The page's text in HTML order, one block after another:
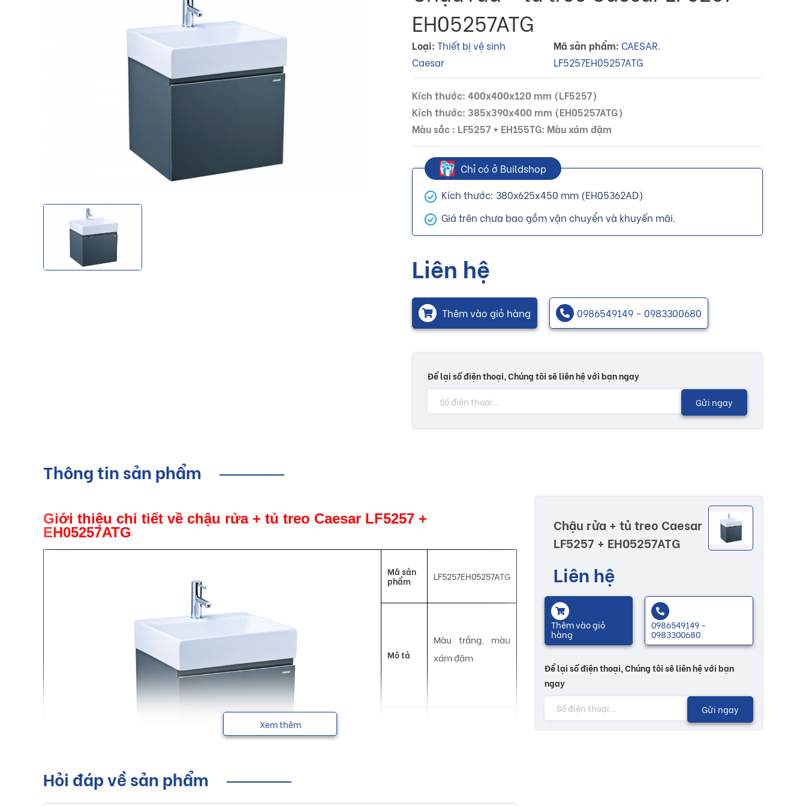
EH05257ATG
Loại: Thiết bị vệ sinh
Caesar
Mã sản phẩm: CAESAR.
LF5257EH05257ATG
Kích thước: 400x400x120 mm (LF5257)
Kích thước: 385x390x400 mm (EH05257ATG)
Màu sắc : LF5257 + EH155TG: Màu xám đậm
Chỉ có ở Buildshop
Kích thước: 380x625x450 mm (EH05362AD)
Giá trên chưa bao gồm vận chuyển và khuyến mãi.
Liên hệ
Thêm vào giỏ hàng 0986549149 - 0983300680
Để lại số điện thoại, Chúng tôi sẽ liên hệ với bạn ngay
Gửi ngay
Thông tin sản phẩm
Giới thiệu chi tiết về chậu rửa + tủ treo Caesar LF5257 +
EH05257ATG
Mã sản
phẩm LF5257EH05257ATG
Mô tả
Màu trắng, màu
xám đậm
Xem thêm
Hỏi đáp về sản phẩm
Chậu rửa + tủ treo Caesar
LF5257 + EH05257ATG
Liên hệ
Thêm vào giỏ
hàng
0986549149 -
0983300680
Để lại số điện thoại, Chúng tôi sẽ liên hệ với bạn
ngay
Gửi ngay